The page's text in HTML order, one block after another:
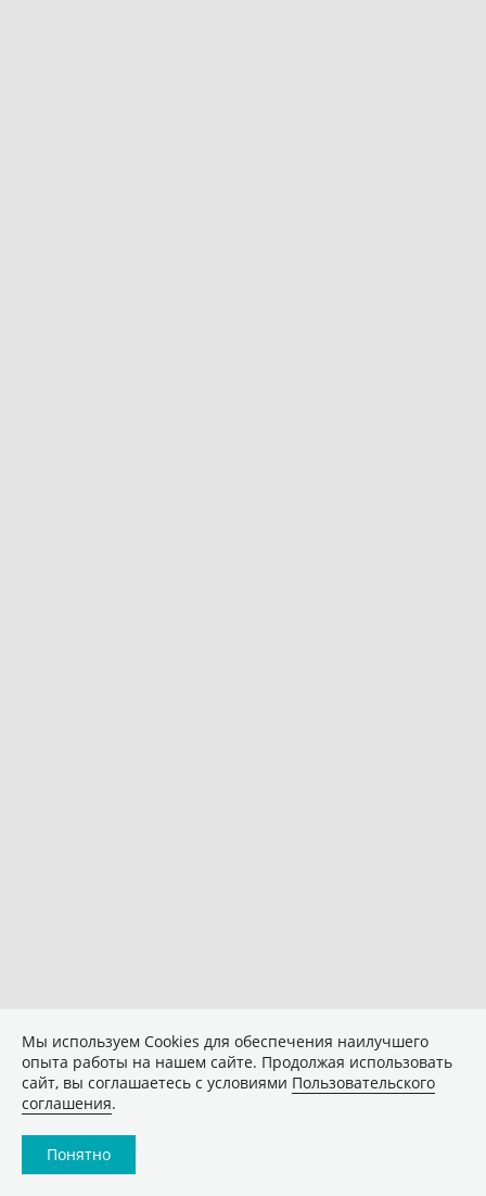
Мы используем Сookies для обеспечения наилучшего
опыта работы на нашем сайте. Продолжая использовать
сайт, вы соглашаетесь с условиями Пользовательского
соглашения.
Понятно